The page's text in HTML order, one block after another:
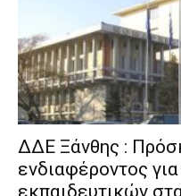
ΔΔΕ Ξάνθης :
ενδιαφέροντος